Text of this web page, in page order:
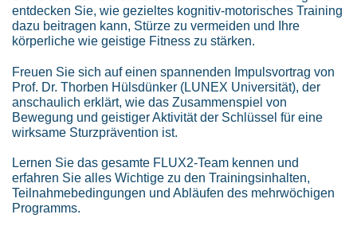
entdecken Sie, wie gezieltes kognitiv-motorisches Training
dazu beitragen kann, Stürze zu vermeiden und Ihre
körperliche wie geistige Fitness zu stärken.
Freuen Sie sich auf einen spannenden Impulsvortrag von
Prof. Dr. Thorben Hülsdünker (LUNEX Universität), der
anschaulich erklärt, wie das Zusammenspiel von
Bewegung und geistiger Aktivität der Schlüssel für eine
wirksame Sturzprävention ist.
Lernen Sie das gesamte FLUX2-Team kennen und
erfahren Sie alles Wichtige zu den Trainingsinhalten,
Teilnahmebedingungen und Abläufen des mehrwöchigen
Programms.